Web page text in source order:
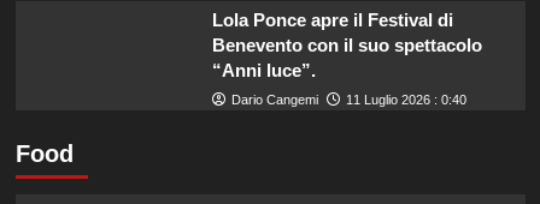
Lola Ponce apre il Festival di
Benevento con il suo spettacolo
“Anni luce”.
Dario Cangemi 11 Luglio 2026 : 0:40
Food